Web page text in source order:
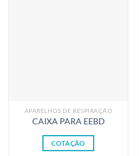
APARELHOS DE RESPIRAÇÃO
CAIXA PARA EEBD
COTAÇÃO